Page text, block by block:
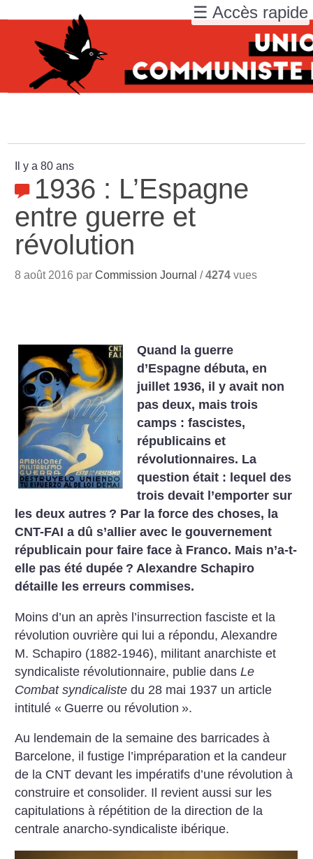
Il y a 80 ans
1936 : L’Espagne
entre guerre et
révolution
8 août 2016 parCommission Journal /4274 vues
Quand la guerre
d’Espagne débuta, en
juillet 1936, il y avait non
pas deux, mais trois
camps : fascistes,
républicains et
révolutionnaires. La
question était : lequel des
trois devait l’emporter sur
les deux autres ? Par la force des choses, la
CNT-FAI a dû s’allier avec le gouvernement
républicain pour faire face à Franco. Mais n’a-t-
elle pas été dupée ? Alexandre Schapiro
détaille les erreurs commises.
Moins d’un an après l’insurrection fasciste et la
révolution ouvrière qui lui a répondu, Alexandre
M. Schapiro (1882-1946), militant anarchiste et
syndicaliste révolutionnaire, publie dansLe
Combat syndicaliste du 28 mai 1937 un article
intitulé « Guerre ou révolution ».
Au lendemain de la semaine des barricades à
Barcelone, il fustige l’impréparation et la candeur
de la CNT devant les impératifs d’une révolution à
construire et consolider. Il revient aussi sur les
capitulations à répétition de la ­direction de la
centrale anarcho-syndicaliste ibérique.
☰ Accès rapide